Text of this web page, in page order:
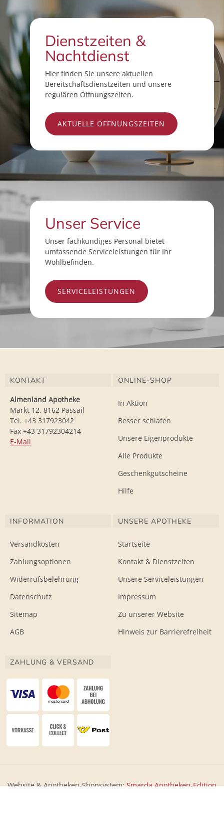
Dienstzeiten &
Nachtdienst
Hier finden Sie unsere aktuellen
Bereitschaftsdienstzeiten und unsere
regulären Öffnungszeiten.
AKTUELLE ÖFFNUNGSZEITEN
Unser Service
Unser fachkundiges Personal bietet
umfassende Serviceleistungen für Ihr
Wohlbefinden.
SERVICELEISTUNGEN
KONTAKT
Almenland Apotheke
Markt 12, 8162 Passail
Tel. +43 317923042
Fax +43 31792304214
E-Mail
ONLINE-SHOP
In Aktion
Besser schlafen
Unsere Eigenprodukte
Alle Produkte
Geschenkgutscheine
Hilfe
INFORMATION
Versandkosten
Zahlungsoptionen
Widerrufsbelehrung
Datenschutz
Sitemap
AGB
UNSERE APOTHEKE
Startseite
Kontakt & Dienstzeiten
Unsere Serviceleistungen
Impressum
Zu unserer Website
Hinweis zur Barrierefreiheit
ZAHLUNG & VERSAND
Website & Apotheken-Shopsystem:Smarda Apotheken-Edition